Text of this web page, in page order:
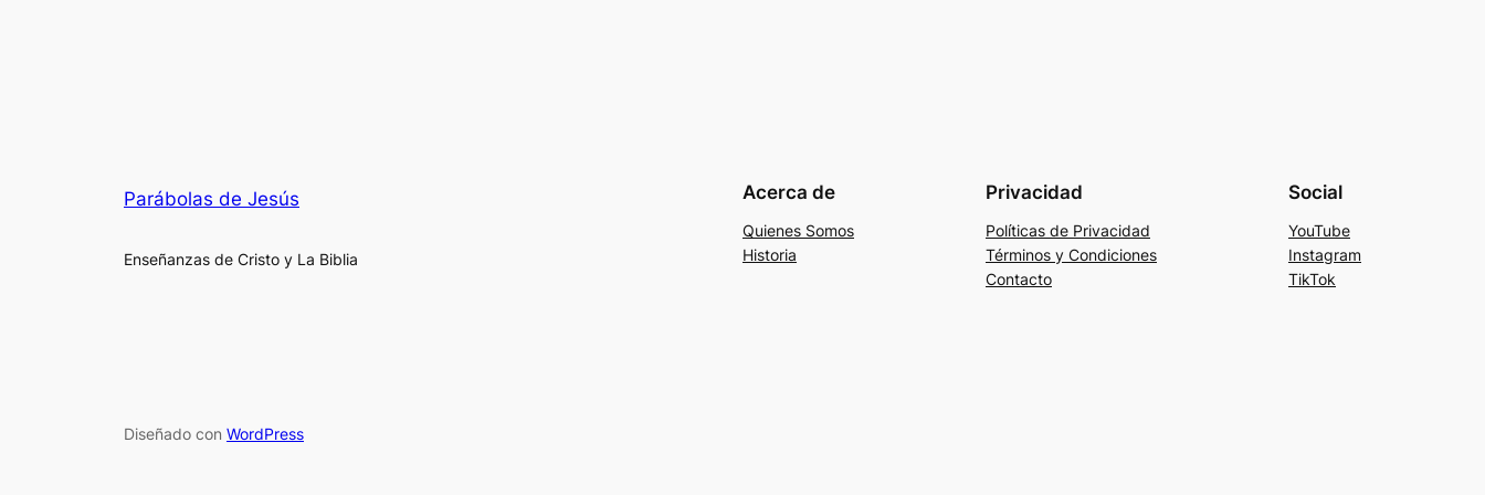
Parábolas de Jesús
Enseñanzas de Cristo y La Biblia
Acerca de
Quienes Somos
Historia
Privacidad
Políticas de Privacidad
Términos y Condiciones
Contacto
Social
YouTube
Instagram
TikTok
Diseñado con WordPress